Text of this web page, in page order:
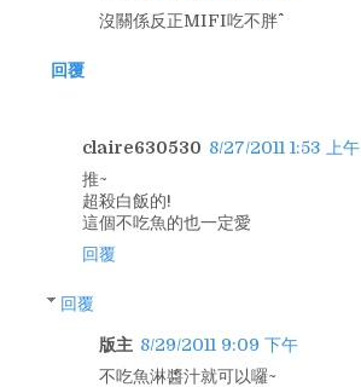
沒關係反正MIFI吃不胖^^
回覆
claire630530 8/27/2011 1:53 上午
推~
超殺白飯的!
這個不吃魚的也一定愛
回覆
回覆
版主 8/29/2011 9:09 下午
不吃魚淋醬汁就可以囉~